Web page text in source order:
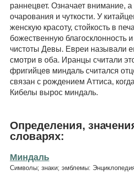
раннецвет. Означает внимание,
очарования и чуткости. У
женскую красоту, стойкость в
божественную благосклонность
чистоты Девы. Евреи называли
смотри в оба. Иранцы считали
фригийцев миндаль считался
связан с рождением Аттиса,
Кибелы вырос миндаль.
Определения,
словарях:
Миндаль
Символы; знаки; эмблемы: